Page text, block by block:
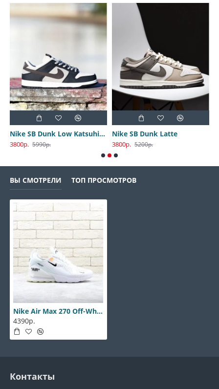
Nike SB Dunk Low Katsuhiro Otomo
3800р. 5990р.
Nike SB Dunk Latte
3800р. 5200р.
ВЫ СМОТРЕЛИ ТОП ПРОСМОТРОВ
Nike Air Max 270 Off-White
4390р.
Контакты